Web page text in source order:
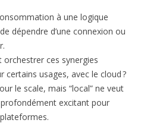
à une logique
dépendre d’une connexion ou
ces synergies
certains usages, avec le cloud ?
le scale, mais “local” ne veut
profondément excitant pour